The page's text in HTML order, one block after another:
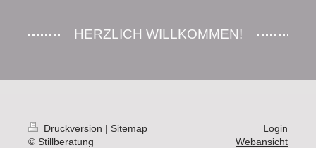
HERZLICH WILLKOMMEN!
Druckversion | Sitemap
© Stillberatung
Login
Webansicht